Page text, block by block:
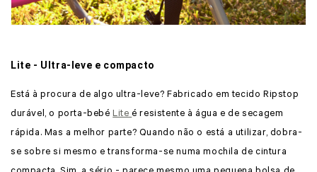
Lite - Ultra-leve e compacto
Está à procura de algo ultra-leve? Fabricado em tecido Ripstop
durável, o porta-bebéLiteé resistente à água e de secagem
rápida. Mas a melhor parte? Quando não o está a utilizar, dobra-
se sobre si mesmo e transforma-se numa mochila de cintura